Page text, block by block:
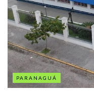
PARANAGUÁ